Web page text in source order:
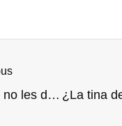
¿Qué no les debe faltar a los espejos para baños modernos?